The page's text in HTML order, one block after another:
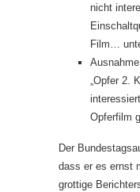
nicht
Film…
„Opfer 2.
Opferfilm
Der
dass er es ernst
grottige